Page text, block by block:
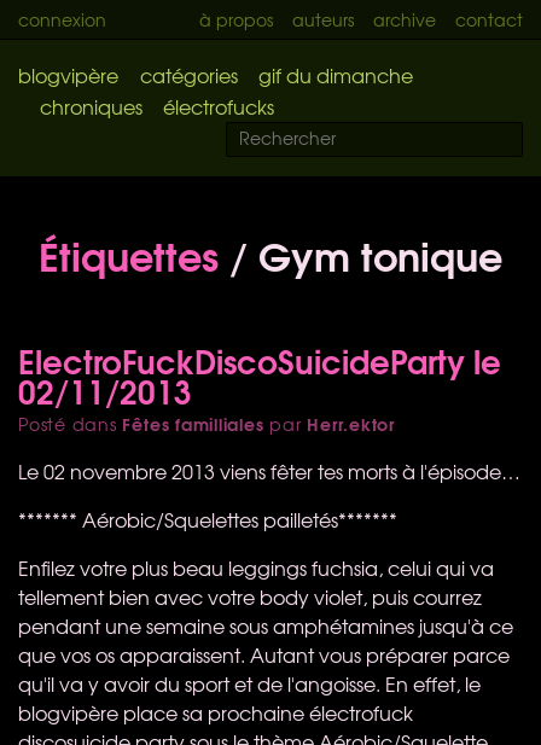
connexion à propos auteurs archive contact
blogvipère catégories
gif du dimanche
chroniques
électrofucks
Étiquettes / Gym tonique
ElectroFuckDiscoSuicideParty le
02/11/2013
Posté dans Fêtes familliales par Herr.ektor
Le 02 novembre 2013 viens fêter tes morts à l'épisode…
******* Aérobic/Squelettes pailletés*******
Enfilez votre plus beau leggings fuchsia, celui qui va
tellement bien avec votre body violet, puis courrez
pendant une semaine sous amphétamines jusqu'à ce
que vos os apparaissent. Autant vous préparer parce
qu'il va y avoir du sport et de l'angoisse. En effet, le
blogvipère place sa prochaine électrofuck